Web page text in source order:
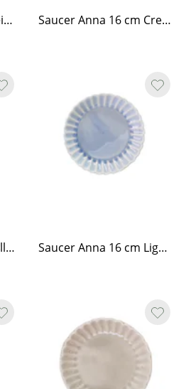
Saucer Anna 16 cm Beige Saucer Anna 16 cm Cream White
Saucer Anna 16 cm Yellow Saucer Anna 16 cm Light Blue